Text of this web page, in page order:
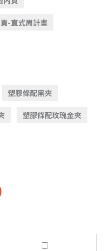
-直式周計畫
塑膠條配黑夾
塑膠條配玫瑰金夾
A5